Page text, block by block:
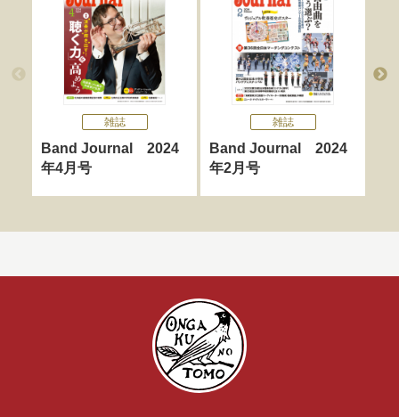
雑誌
Band Journal 2024
年4月号
雑誌
Band Journal 2024
年2月号